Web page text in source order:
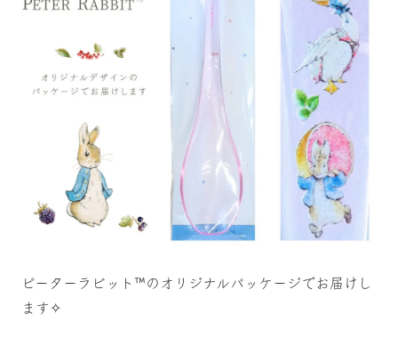
ピーターラビット™のオリジナルパッケージでお届けし
ます✧